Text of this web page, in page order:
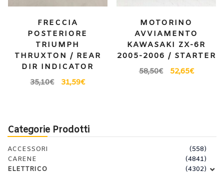
FRECCIA
POSTERIORE
TRIUMPH
THRUXTON / REAR
DIR INDICATOR
35,10€ 31,59€
MOTORINO
AVVIAMENTO
KAWASAKI ZX-6R
2005-2006 / STARTER
58,50€ 52,65€
Categorie Prodotti
ACCESSORI
(558)
CARENE
(4841)
ELETTRICO
(4302)